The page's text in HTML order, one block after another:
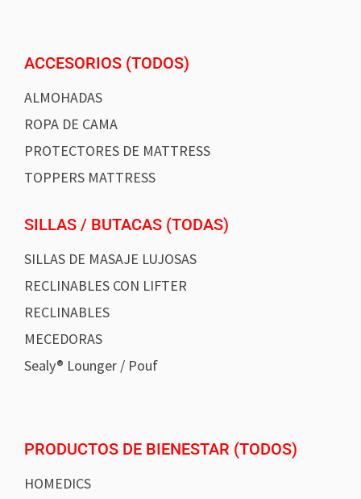
ACCESORIOS (TODOS)
ALMOHADAS
ROPA DE CAMA
PROTECTORES DE MATTRESS
TOPPERS MATTRESS
SILLAS / BUTACAS (TODAS)
SILLAS DE MASAJE LUJOSAS
RECLINABLES CON LIFTER
RECLINABLES
MECEDORAS
Sealy® Lounger / Pouf
PRODUCTOS DE BIENESTAR (TODOS)
HOMEDICS